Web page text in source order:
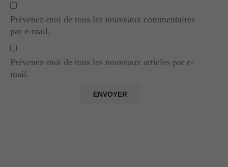
Prévenez-moi de tous les nouveaux commentaires
par e-mail.
Prévenez-moi de tous les nouveaux articles par e-
mail.